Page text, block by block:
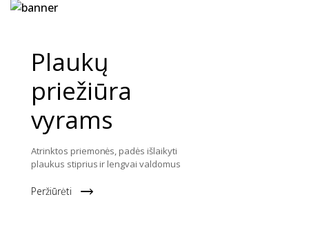
Plaukų
priežiūra
vyrams
Atrinktos priemonės, padės išlaikyti
plaukus stiprius ir lengvai valdomus
Peržiūrėti